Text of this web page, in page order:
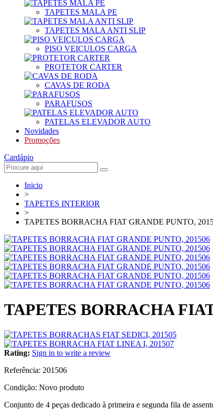
TAPETES MALA PE
TAPETES MALA ANTI SLIP
PISO VEICULOS CARGA
PROTETOR CARTER
CAVAS DE RODA
PARAFUSOS
PATELAS ELEVADOR AUTO
Novidades
Promoções
Cardápio
Inicio
>
TAPETES INTERIOR
>
TAPETES BORRACHA FIAT GRANDE PUNTO,
TAPETES BORRACHA
Rating: Sign in to write a review
Referência: 201506
Condição: Novo produto
Conjunto de 4 peças dedicado à primeira e segunda fila de